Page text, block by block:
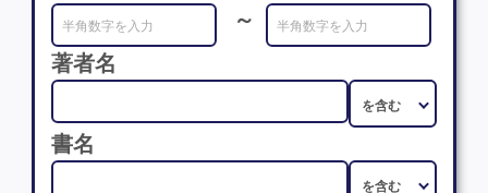
～
著者名
書名